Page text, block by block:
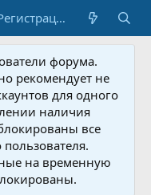
Регистрация
форума.
рекомендует не
для одного
наличия
все
на временную